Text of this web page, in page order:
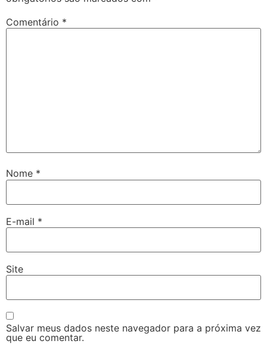
Comentário *
Nome *
E-mail *
Site
Salvar meus dados neste navegador para a próxima vez
que eu comentar.